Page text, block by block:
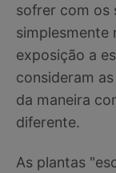
sofrer com os
simplesmente
exposição a
consideram
da maneira
diferente.
As plantas